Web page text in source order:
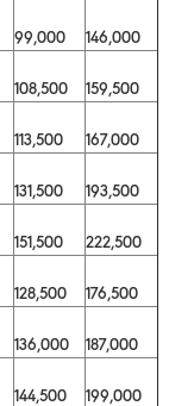
99,000
146,000
108,500
159,500
113,500
167,000
131,500
193,500
151,500
222,500
128,500
176,500
136,000
187,000
144,500
199,000